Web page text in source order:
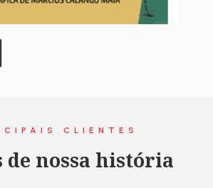
CLIENTES
de nossa história